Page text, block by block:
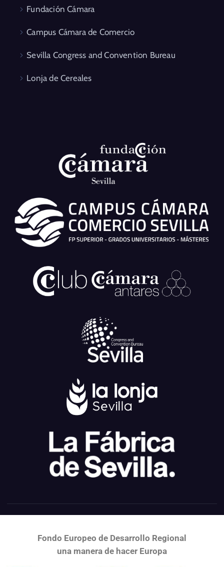
Fundación Cámara
Campus Cámara de Comercio
Sevilla Congress and Convention Bureau
Lonja de Cereales
Fondo Europeo de Desarrollo Regional
una manera de hacer Europa